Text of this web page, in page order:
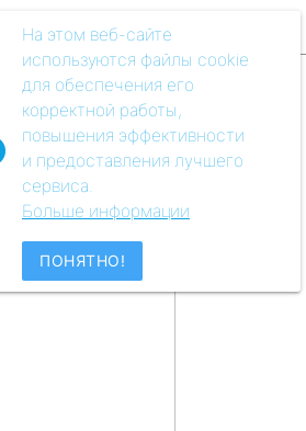
На этом веб-сайте
используются файлы cookie
для обеспечения его
корректной работы,
повышения эффективности
и предоставления лучшего
сервиса.
Больше информации
ПОНЯТНО!
АУДIO МУЗЕЙ